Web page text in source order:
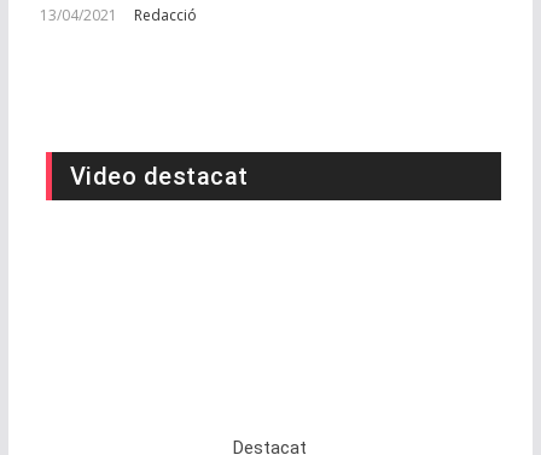
13/04/2021 Redacció
Video destacat
Destacat